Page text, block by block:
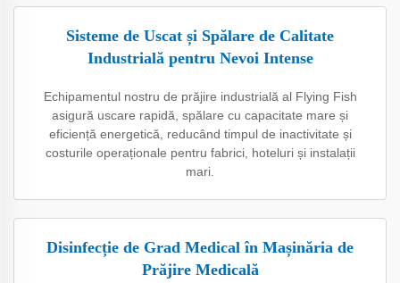
Sisteme de Uscat și Spălare de Calitate
Industrială pentru Nevoi Intense
Echipamentul nostru de prăjire industrială al Flying Fish
asigură uscare rapidă, spălare cu capacitate mare și
eficiență energetică, reducând timpul de inactivitate și
costurile operaționale pentru fabrici, hoteluri și instalații
mari.
Disinfecție de Grad Medical în Mașinăria de
Prăjire Medicală